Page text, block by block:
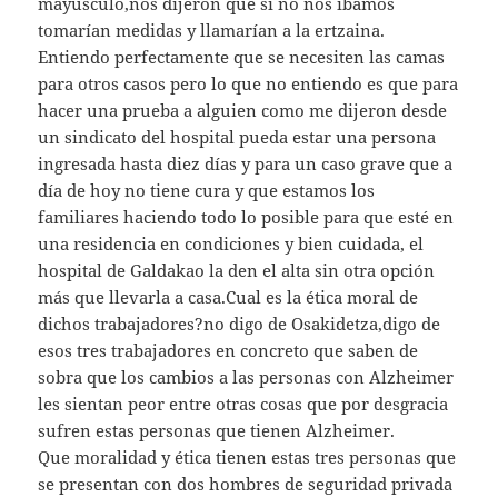
tomarían medidas y llamarían a la ertzaina.
Entiendo perfectamente que se necesiten las camas
para otros casos pero lo que no entiendo es que para
hacer una prueba a alguien como me dijeron desde
un sindicato del hospital pueda estar una persona
ingresada hasta diez días y para un caso grave que a
día de hoy no tiene cura y que estamos los
familiares haciendo todo lo posible para que esté en
una residencia en condiciones y bien cuidada, el
hospital de Galdakao la den el alta sin otra opción
más que llevarla a casa.Cual es la ética moral de
dichos trabajadores?no digo de Osakidetza,digo de
esos tres trabajadores en concreto que saben de
sobra que los cambios a las personas con Alzheimer
les sientan peor entre otras cosas que por desgracia
sufren estas personas que tienen Alzheimer.
Que moralidad y ética tienen estas tres personas que
se presentan con dos hombres de seguridad privada